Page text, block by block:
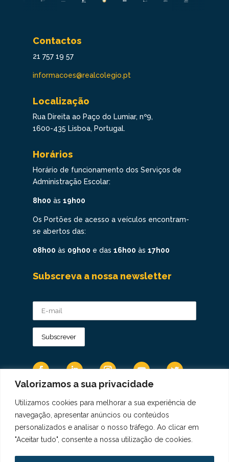
Valorizamos a sua privacidade
Utilizamos cookies para melhorar a sua experiência de
navegação, apresentar anúncios ou conteúdos
personalizados e analisar o nosso tráfego. Ao clicar em
"Aceitar tudo", consente a nossa utilização de cookies.
Contactos
21 757 19 57
informacoes@realcolegio.pt
Localização
Rua Direita ao Paço do Lumiar, nº9,
1600-435 Lisboa, Portugal.
Horários
Horário de funcionamento dos Serviços de
Administração Escolar:
8h00 às 19h00
Os Portões de acesso a veículos encontram-
se abertos das:
08h00 às 09h00 e das 16h00 às 17h00
Subscreva a nossa newsletter
Os Dados Pessoais são tratados de acordo
com a Diretiva 95/46/CE do Regulamento
Geral sobre a Proteção de Dados.
Copyright © 2021 Real Colégio de Portugal.
Todos os direitos revervados. Conheça a nossa